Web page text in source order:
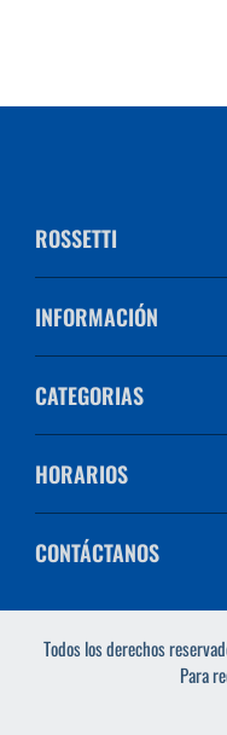
ROSSETTI
INFORMACIÓN
CATEGORIAS
HORARIOS
CONTÁCTANOS
Todos los derechos
Para